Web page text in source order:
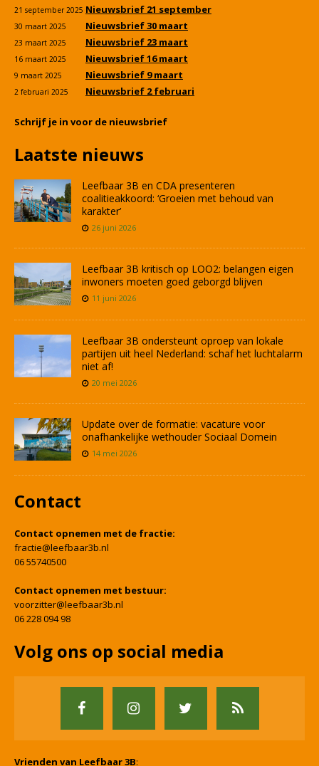
21 september 2025 Nieuwsbrief 21 september
30 maart 2025 Nieuwsbrief 30 maart
23 maart 2025 Nieuwsbrief 23 maart
16 maart 2025 Nieuwsbrief 16 maart
9 maart 2025 Nieuwsbrief 9 maart
2 februari 2025 Nieuwsbrief 2 februari
Schrijf je in voor de nieuwsbrief
Laatste nieuws
Leefbaar 3B en CDA presenteren
coalitieakkoord: ‘Groeien met behoud van
karakter’
26 juni 2026
Leefbaar 3B kritisch op LOO2: belangen eigen
inwoners moeten goed geborgd blijven
11 juni 2026
Leefbaar 3B ondersteunt oproep van lokale
partijen uit heel Nederland: schaf het luchtalarm
niet af!
20 mei 2026
Update over de formatie: vacature voor
onafhankelijke wethouder Sociaal Domein
14 mei 2026
Contact
Contact opnemen met de fractie:
fractie@leefbaar3b.nl
06 55740500
Contact opnemen met bestuur:
voorzitter@leefbaar3b.nl
06 228 094 98
Volg ons op social media
Vrienden van Leefbaar 3B: